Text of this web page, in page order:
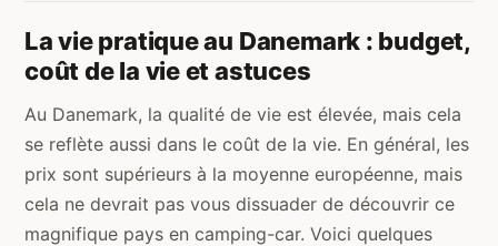
La vie pratique au Danemark : budget,
coût de la vie et astuces
Au Danemark, la qualité de vie est élevée, mais cela
se reflète aussi dans le coût de la vie. En général, les
prix sont supérieurs à la moyenne européenne, mais
cela ne devrait pas vous dissuader de découvrir ce
magnifique pays en camping-car. Voici quelques